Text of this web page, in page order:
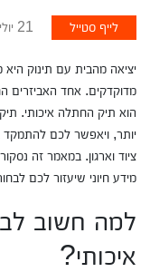
לייף סטייל 21 יולי 2025
יציאה מהבית עם תינוק
מדוקדקים. אחד האביזרים
הוא תיק החתלה איכותי.
יותר, ויאפשר לכם
ציוד וארגון. במאמר זה
מידע חיוני שיעזור לכם
למה חשוב
איכותי?